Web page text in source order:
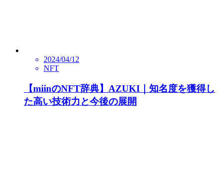
2024/04/12
NFT
【miinのNFT辞典】AZUKI｜知名度を獲得し
た高い技術力と今後の展開